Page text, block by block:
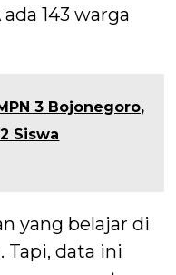
143 warga
3 Bojonegoro,
Siswa
yang belajar di
Tapi, data ini